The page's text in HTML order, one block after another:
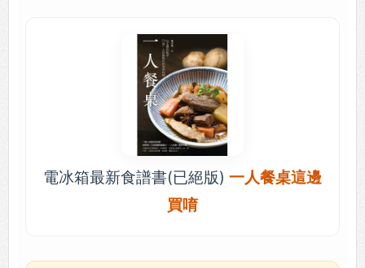
電冰箱最新食譜書(已絕版) 一人餐桌這邊
買唷